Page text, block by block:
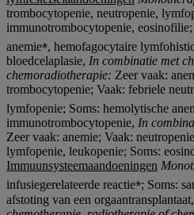
trombocytopenie, neutropenie,
immunotrombocytopenie,
anemie⁎, hemofagocytaire
bloedcelaplasie, In combinatie met
chemoradiotherapie: Zeer vaak:
trombocytopenie; Vaak: febriele
lymfopenie; Soms: hemolytische
immunotrombocytopenie, In
Zeer vaak: anemie; Vaak:
lymfopenie, leukopenie; Soms:
Immuunsysteemaandoeningen
infusiegerelateerde reactie⁎; Soms:
afstoting van een orgaantransplantaat,